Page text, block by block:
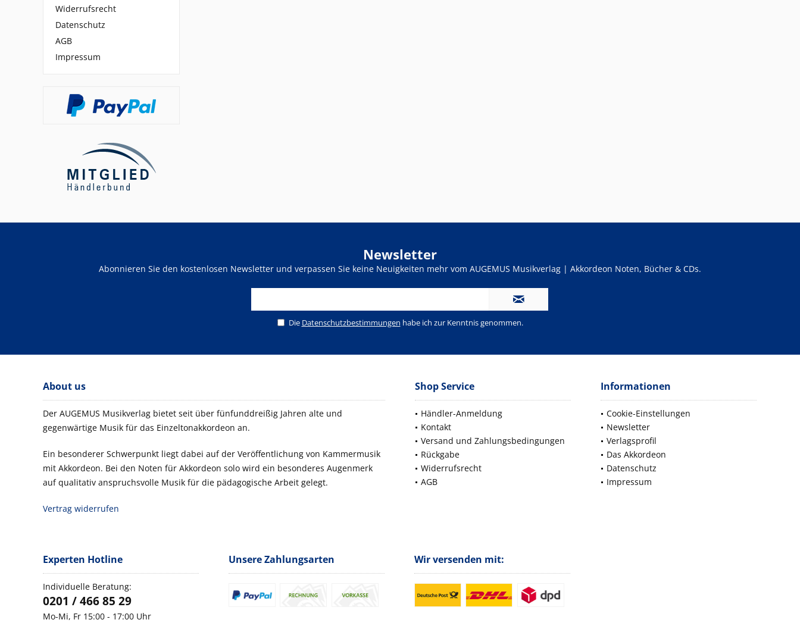
Widerrufsrecht
Datenschutz
AGB
Impressum
Newsletter
Abonnieren Sie den kostenlosen Newsletter und verpassen Sie keine Neuigkeiten mehr vom AUGEMUS Musikverlag | Akkordeon Noten, Bücher & CDs.
Die Datenschutzbestimmungen habe ich zur Kenntnis genommen.
About us
Der AUGEMUS Musikverlag bietet seit über fünfunddreißig Jahren alte und
gegenwärtige Musik für das Einzeltonakkordeon an.
Ein besonderer Schwerpunkt liegt dabei auf der Veröffentlichung von Kammermusik
mit Akkordeon. Bei den Noten für Akkordeon solo wird ein besonderes Augenmerk
auf qualitativ anspruchsvolle Musik für die pädagogische Arbeit gelegt.
Vertrag widerrufen
Shop Service
Händler-Anmeldung
Kontakt
Versand und Zahlungsbedingungen
Rückgabe
Widerrufsrecht
AGB
Informationen
Cookie-Einstellungen
Newsletter
Verlagsprofil
Das Akkordeon
Datenschutz
Impressum
Experten Hotline
Individuelle Beratung:
0201 / 466 85 29
Mo-Mi, Fr 15:00 - 17:00 Uhr
Unsere Zahlungsarten Wir versenden mit: